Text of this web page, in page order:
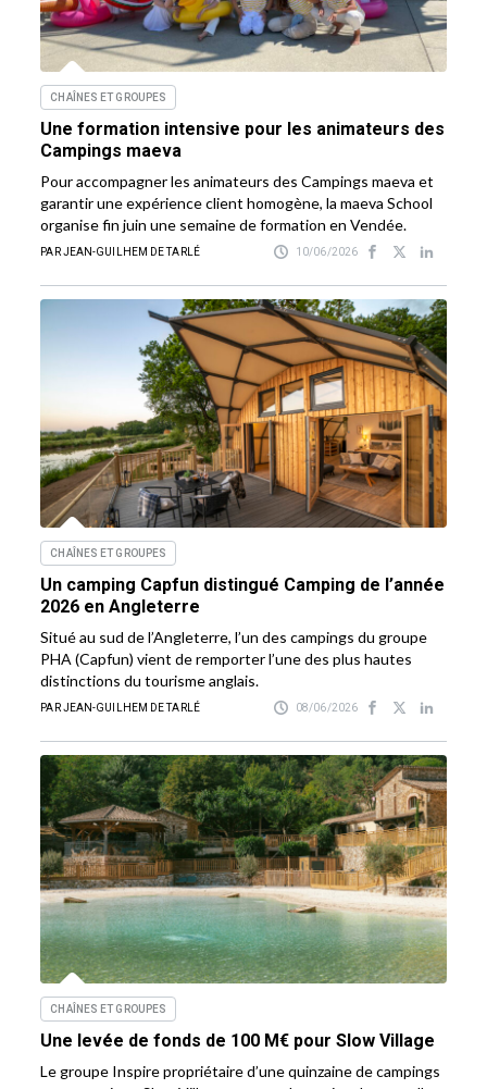
CHAÎNES ET GROUPES
Une formation intensive pour les animateurs des
Campings maeva
Pour accompagner les animateurs des Campings maeva et
garantir une expérience client homogène, la maeva School
organise fin juin une semaine de formation en Vendée.
PAR JEAN-GUILHEM DE TARLÉ 10/06/2026
CHAÎNES ET GROUPES
Un camping Capfun distingué Camping de l’année
2026 en Angleterre
Situé au sud de l’Angleterre, l’un des campings du groupe
PHA (Capfun) vient de remporter l’une des plus hautes
distinctions du tourisme anglais.
PAR JEAN-GUILHEM DE TARLÉ 08/06/2026
CHAÎNES ET GROUPES
Une levée de fonds de 100 M€ pour Slow Village
Le groupe Inspire propriétaire d’une quinzaine de campings